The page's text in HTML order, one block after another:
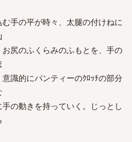
手の平が時々、太腿の付けねに
尻のふくらみのふもとを、手の
識的にパンティーのｸﾛｯﾁの部分
の動きを持っていく。じっとし